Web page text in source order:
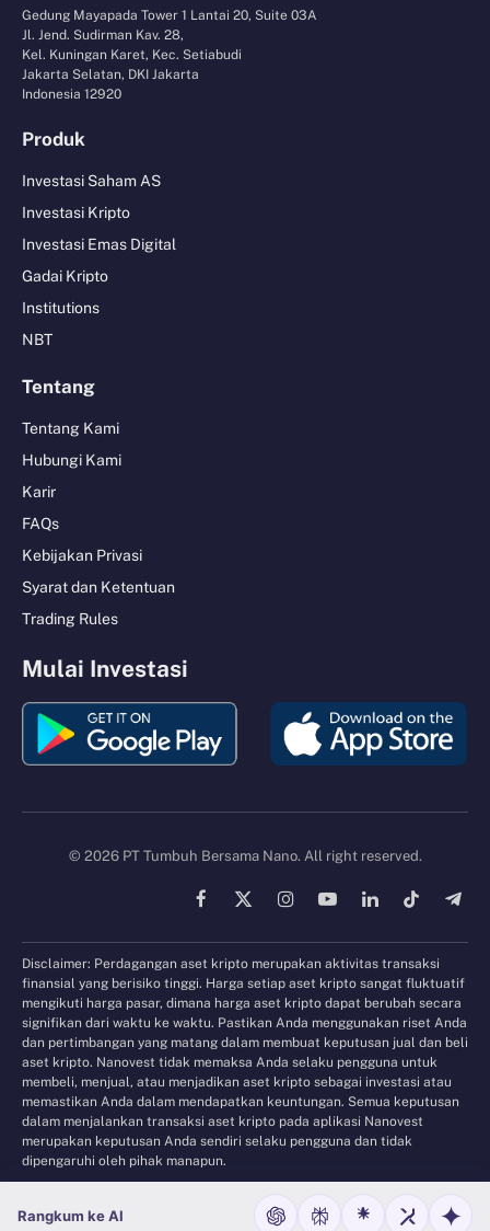
Gedung Mayapada Tower 1 Lantai 20, Suite 03A
Jl. Jend. Sudirman Kav. 28,
Kel. Kuningan Karet, Kec. Setiabudi
Jakarta Selatan, DKI Jakarta
Indonesia 12920
Produk
Investasi Saham AS
Investasi Kripto
Investasi Emas Digital
Gadai Kripto
Institutions
NBT
Tentang
Tentang Kami
Hubungi Kami
Karir
FAQs
Kebijakan Privasi
Syarat dan Ketentuan
Trading Rules
Mulai Investasi
© 2026 PT Tumbuh Bersama Nano. All right reserved.
Facebook
X
InstagramYouTubeLinkedInTikTok
Disclaimer: Perdagangan aset kripto merupakan aktivitas transaksi
finansial yang berisiko tinggi. Harga setiap aset kripto sangat fluktuatif
mengikuti harga pasar, dimana harga aset kripto dapat berubah secara
signifikan dari waktu ke waktu. Pastikan Anda menggunakan riset Anda
dan pertimbangan yang matang dalam membuat keputusan jual dan beli
aset kripto. Nanovest tidak memaksa Anda selaku pengguna untuk
membeli, menjual, atau menjadikan aset kripto sebagai investasi atau
memastikan Anda dalam mendapatkan keuntungan. Semua keputusan
dalam menjalankan transaksi aset kripto pada aplikasi Nanovest
merupakan keputusan Anda sendiri selaku pengguna dan tidak
dipengaruhi oleh pihak manapun.
Rangkum ke AI